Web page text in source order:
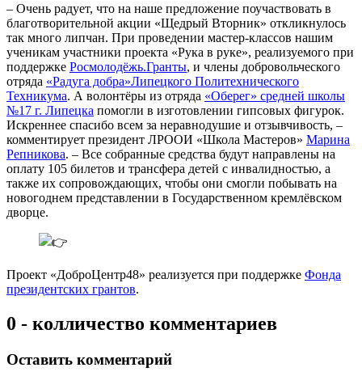
– Очень радует, что на наше предложение поучаствовать в
благотворительной акции «Щедрый Вторник» откликнулось
так много липчан. При проведении мастер-классов нашим
ученикам участники проекта «Рука в руке», реализуемого при
поддержке Росмолодёжь.Гранты, и члены добровольческого
отряда «Радуга добра»Липецкого Политехнического
Техникума. А волонтёры из отряда «Оберег» средней школы
№17 г. Липецка помогли в изготовлении гипсовых фигурок.
Искреннее спасибо всем за неравнодушие и отзывчивость, –
комментирует президент ЛРООИ «Школа Мастеров» Марина
Репникова. – Все собранные средства будут направлены на
оплату 105 билетов и трансфера детей с инвалидностью, а
также их сопровождающих, чтобы они смогли побывать на
новогоднем представлении в Государственном кремлёвском
дворце.
Проект «ДоброЦентр48» реализуется при поддержке Фонда
президентских грантов.
0 - колличество комментариев
Оставить комментарий